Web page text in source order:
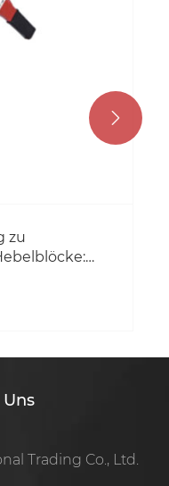

Trading Co., Ltd.